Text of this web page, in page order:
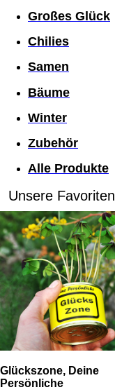
Großes Glück
Chilies
Samen
Bäume
Winter
Zubehör
Alle Produkte
Unsere Favoriten
Glückszone, Deine
Persönliche